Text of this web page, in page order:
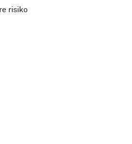
risiko